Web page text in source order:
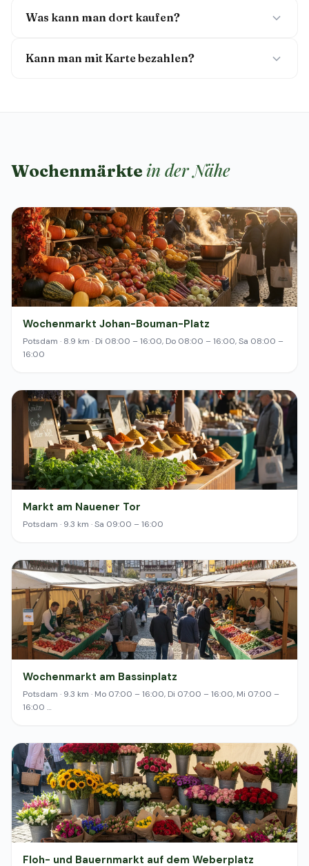
Was kann man dort kaufen?
Kann man mit Karte bezahlen?
Wochenmärkte in der Nähe
Wochenmarkt Johan-Bouman-Platz
Potsdam · 8.9 km · Di 08:00 – 16:00, Do 08:00 – 16:00, Sa 08:00 –
16:00
Markt am Nauener Tor
Potsdam · 9.3 km · Sa 09:00 – 16:00
Wochenmarkt am Bassinplatz
Potsdam · 9.3 km · Mo 07:00 – 16:00, Di 07:00 – 16:00, Mi 07:00 –
16:00 …
Floh- und Bauernmarkt auf dem Weberplatz